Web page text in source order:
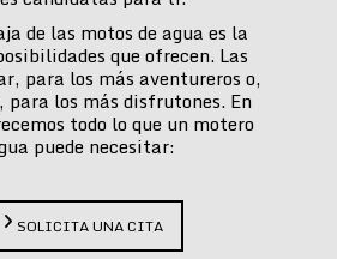
de las motos de agua es la
que ofrecen. Las
para los más aventureros o,
los más disfrutones. En
todo lo que un motero
puede necesitar:
SOLICITA UNA CITA